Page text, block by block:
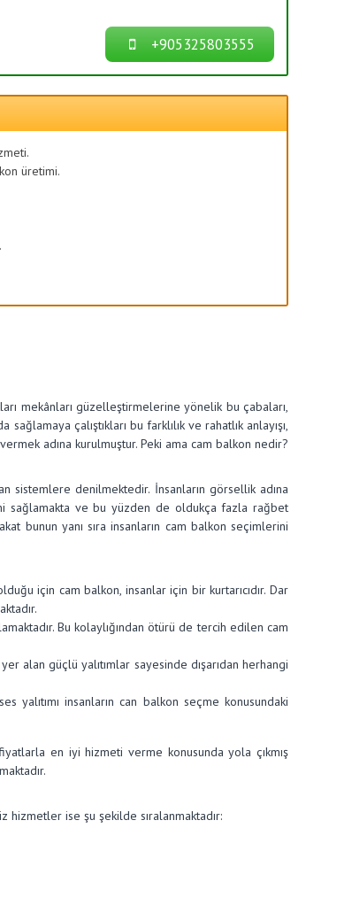
+905325803555
üretimi.
mekânları güzelleştirmelerine yönelik bu çabaları,
çalıştıkları bu farklılık ve rahatlık anlayışı,
adına kurulmuştur. Peki ama cam balkon nedir?
sistemlere denilmektedir. İnsanların görsellik adına
sağlamakta ve bu yüzden de oldukça fazla rağbet
bunun yanı sıra insanların cam balkon seçimlerini
için cam balkon, insanlar için bir kurtarıcıdır. Dar
Bu kolaylığından ötürü de tercih edilen cam
alan güçlü yalıtımlar sayesinde dışarıdan herhangi
yalıtımı insanların can balkon seçme konusundaki
en iyi hizmeti verme konusunda yola çıkmış
ise şu şekilde sıralanmaktadır: